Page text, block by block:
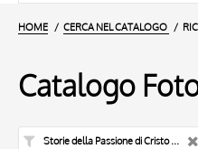
HOME CERCA NEL CATALOGO
Catalogo
Storie della Passione di Cristo - croce dipinta